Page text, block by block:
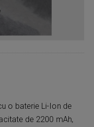
o baterie Li-Ion de
de 2200 mAh,